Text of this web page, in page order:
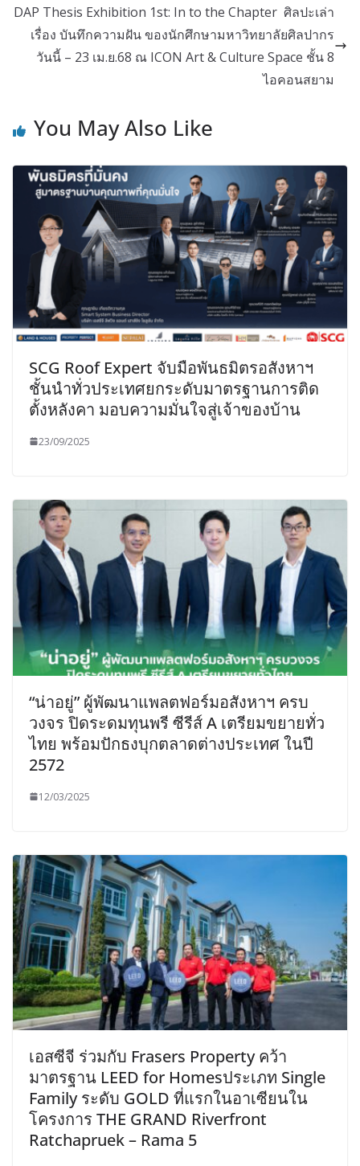
DAP Thesis Exhibition 1st: In to the Chapter ศิลปะเล่า
เรื่อง บันทึกความฝัน ของนักศึกษามหาวิทยาลัยศิลปากร
วันนี้ – 23 เม.ย.68 ณ ICON Art & Culture Space ชั้น 8
ไอคอนสยาม
You May Also Like
SCG Roof Expert จับมือพันธมิตรอสังหาฯ
ชั้นนำทั่วประเทศยกระดับมาตรฐานการติด
ตั้งหลังคา มอบความมั่นใจสู่เจ้าของบ้าน
23/09/2025
“น่าอยู่” ผู้พัฒนาแพลตฟอร์มอสังหาฯ ครบ
วงจร ปิดระดมทุนพรี ซีรีส์ A เตรียมขยายทั่ว
ไทย พร้อมปักธงบุกตลาดต่างประเทศ ในปี
2572
12/03/2025
เอสซีจี ร่วมกับ Frasers Property คว้า
มาตรฐาน LEED for Homesประเภท Single
Family ระดับ GOLD ที่แรกในอาเซียนใน
โครงการ THE GRAND Riverfront
Ratchapruek – Rama 5